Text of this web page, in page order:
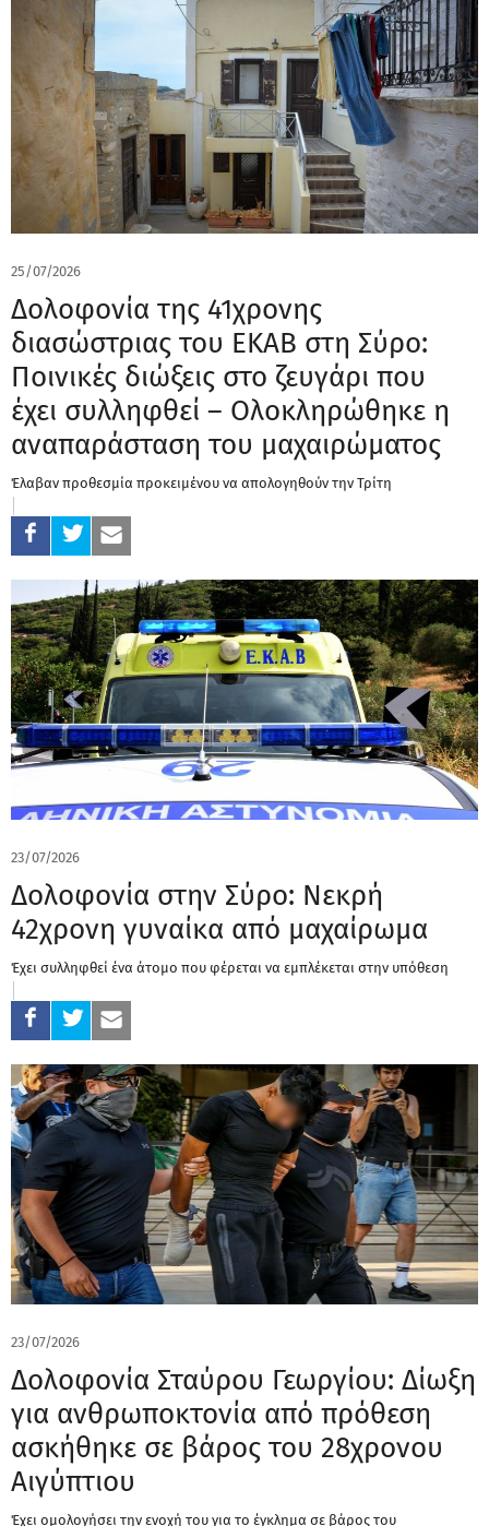
25/07/2026
Δολοφονία της 41χρονης
διασώστριας του ΕΚΑΒ στη Σύρο:
Ποινικές διώξεις στο ζευγάρι που
έχει συλληφθεί – Ολοκληρώθηκε η
αναπαράσταση του μαχαιρώματος
Έλαβαν προθεσμία προκειμένου να απολογηθούν την Τρίτη
23/07/2026
Δολοφονία στην Σύρο: Νεκρή
42χρονη γυναίκα από μαχαίρωμα
Έχει συλληφθεί ένα άτομο που φέρεται να εμπλέκεται στην υπόθεση
23/07/2026
Δολοφονία Σταύρου Γεωργίου: Δίωξη
για ανθρωποκτονία από πρόθεση
ασκήθηκε σε βάρος του 28χρονου
Αιγύπτιου
Έχει ομολογήσει την ενοχή του για το έγκλημα σε βάρος του